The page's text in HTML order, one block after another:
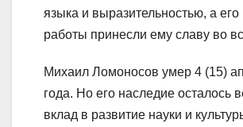
языка и выразительностью, а
работы принесли ему славу во
Михаил Ломоносов умер 4 (15)
года. Но его наследие осталось
вклад в развитие науки и